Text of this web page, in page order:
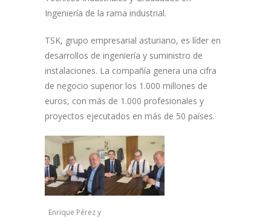
Ingeniería de la rama industrial.
TSK, grupo empresarial asturiano, es líder en
desarrollos de ingeniería y suministro de
instalaciones. La compañía genera una cifra
de negocio superior los 1.000 millones de
euros, con más de 1.000 profesionales y
proyectos ejecutados en más de 50 países.
Enrique Pérez y